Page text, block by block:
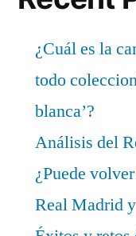
¿Cuál es la
todo
blanca’?
Análisis del
¿Puede
Real Madrid